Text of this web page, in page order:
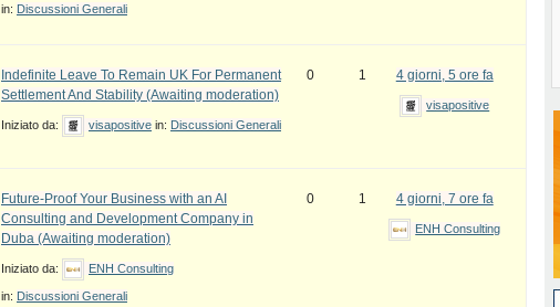
in: Discussioni Generali
Indefinite Leave To Remain UK For Permanent
Settlement And Stability (Awaiting moderation)
Iniziato da: visapositive in: Discussioni Generali
0 1 4 giorni, 5 ore fa
visapositive
Future-Proof Your Business with an AI
Consulting and Development Company in
Duba (Awaiting moderation)
Iniziato da: ENH Consulting
in: Discussioni Generali
0 1 4 giorni, 7 ore fa
ENH Consulting